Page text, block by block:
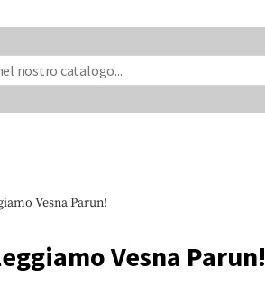
Vesna Parun!
Vesna Parun!